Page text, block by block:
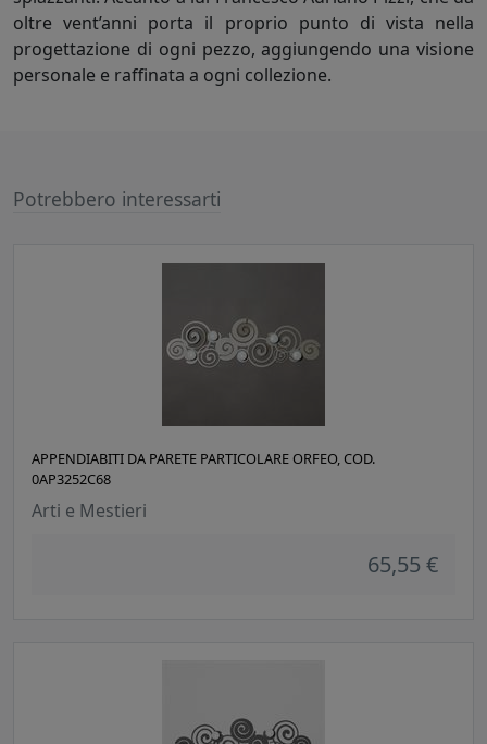
oltre vent’anni porta il proprio punto di vista nella
progettazione di ogni pezzo, aggiungendo una visione
personale e raffinata a ogni collezione.
Potrebbero interessarti
APPENDIABITI DA PARETE PARTICOLARE ORFEO, COD.
0AP3252C68
Arti e Mestieri
65,55 €